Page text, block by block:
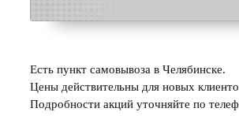
Есть пункт самовывоза в Челябинске.
Цены действительны для новых
Подробности акций уточняйте по